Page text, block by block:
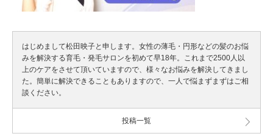
はじめまして松田映子と申します。女性の薄毛・円形などの髪のお悩
みを解決する育毛・発毛サロンを初めて早18年。これまで2500人以
上のケアをさせて頂いていますので、様々なお悩みを解決してきまし
た。簡単に解決できることもありますので、一人で悩まずまずはご相
談ください。
投稿一覧